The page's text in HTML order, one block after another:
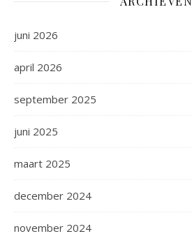
juni 2026
april 2026
september 2025
juni 2025
maart 2025
december 2024
november 2024